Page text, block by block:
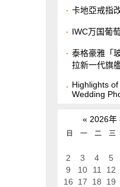
卡地亞戒指
IWC万国葡
泰格豪雅「
拉新一代旗艦
Highlights
Wedding
« 2026年
日 一 二 三
2
3 4 5
9
10 11 12
16
17 18 19